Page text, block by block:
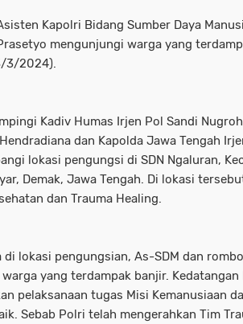
Kapolri Bidang Sumber Daya
mengunjungi warga yang
3/2024).
Kadiv Humas Irjen Pol Sandi
dan Kapolda Jawa Tengah
lokasi pengungsi di SDN Ngaluran,
Demak, Jawa Tengah. Di lokasi
dan Trauma Healing.
di lokasi pengungsian, As-SDM dan
yang terdampak banjir.
pelaksanaan tugas Misi Kemanusiaan
Sebab Polri telah mengerahkan Tim